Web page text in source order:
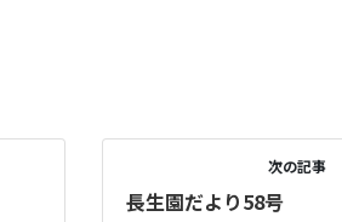
次の記事
長生園だより58号